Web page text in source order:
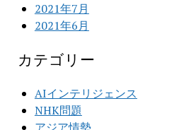
2021年7月
2021年6月
カテゴリー
AIインテリジェンス
NHK問題